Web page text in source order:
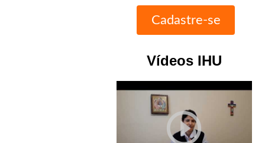
Vídeos IHU
play_circle_outline